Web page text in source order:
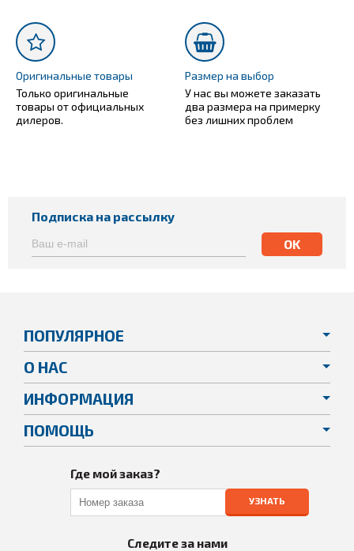
Оригинальные товары
Только оригинальные
товары от официальных
дилеров.
Размер на выбор
У нас вы можете заказать
два размера на примерку
без лишних проблем
Подписка на рассылку
ПОПУЛЯРНОЕ
О НАС
ИНФОРМАЦИЯ
ПОМОЩЬ
Где мой заказ?
УЗНАТЬ
Следите за нами